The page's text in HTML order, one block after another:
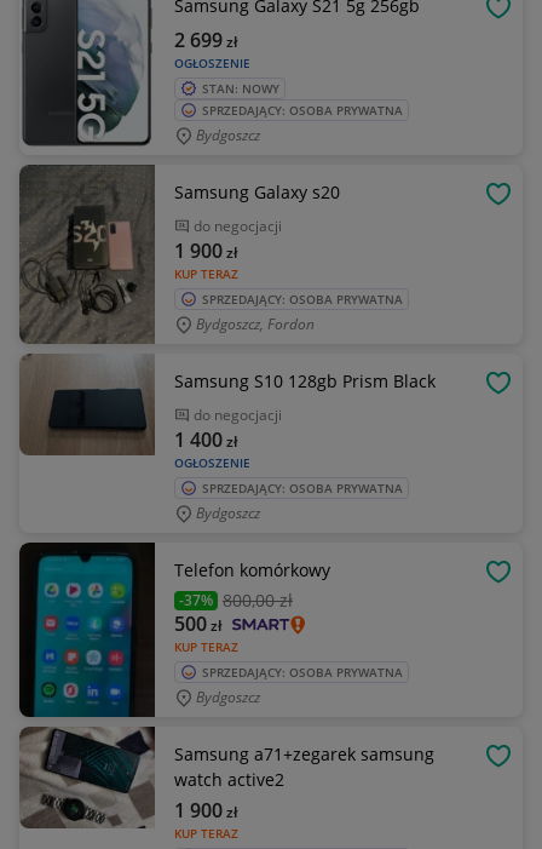
Samsung Galaxy S21 5g 256gb
OGŁOSZENIE
2 699zł
STAN: NOWY
SPRZEDAJĄCY: OSOBA PRYWATNA
Bydgoszcz
Samsung Galaxy s20
do negocjacji
KUP TERAZ
1 900zł
SPRZEDAJĄCY: OSOBA PRYWATNA
Bydgoszcz, Fordon
Samsung S10 128gb Prism Black
do negocjacji
OGŁOSZENIE
1 400zł
SPRZEDAJĄCY: OSOBA PRYWATNA
Bydgoszcz
Telefon komórkowy
-37% 800,00 zł
KUP TERAZ
500zł
SPRZEDAJĄCY: OSOBA PRYWATNA
Bydgoszcz
Samsung a71+zegarek samsung
watch active2
KUP TERAZ
1 900zł